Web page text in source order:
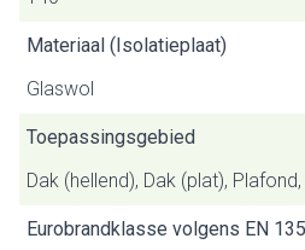
Materiaal (Isolatieplaat)
Glaswol
Toepassingsgebied
Dak (hellend), Dak (plat),
Eurobrandklasse volgens EN